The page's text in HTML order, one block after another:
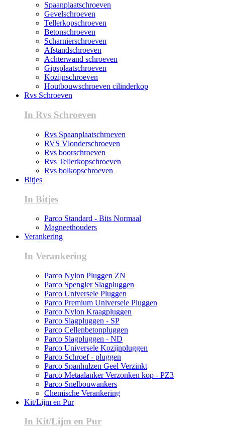
Spaanplaatschroeven
Gevelschroeven
Tellerkopschroeven
Betonschroeven
Scharnierschroeven
Afstandschroeven
Achterwand schroeven
Gipsplaatschroeven
Kozijnschroeven
Houtbouwschroeven cilinderkop
Rvs Schroeven
In Rvs Schroeven
Rvs Spaanplaatschroeven
RVS Vlonderschroeven
Rvs boorschroeven
Rvs Tellerkopschroeven
Rvs bolkopschroeven
Bitjes
In Bitjes
Parco Standard - Bits Normaal
Magneethouders
Verankering
In Verankering
Parco Nylon Pluggen ZN
Parco Spengler Slagpluggen
Parco Universele Pluggen
Parco Premium Universele Pluggen
Parco Nylon Kraagpluggen
Parco Slagpluggen - SP
Parco Cellenbetonpluggen
Parco Slagpluggen - ND
Parco Universele Kozijnpluggen
Parco Schroef - pluggen
Parco Spanhulzen Geel Verzinkt
Parco Metaalanker Verzonken kop - PZ3
Parco Snelbouwankers
Chemische Verankering
Kit/Lijm en Pur
In Kit/Lijm en Pur